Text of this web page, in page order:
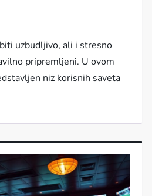
uzbudljivo, ali i stresno
pripremljeni. U ovom
niz korisnih saveta